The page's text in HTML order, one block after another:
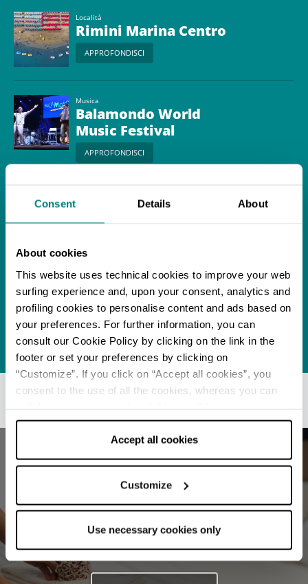
Consent Details About
About cookies
This website uses technical cookies to improve your web
surfing experience and, upon your consent, analytics and
profiling cookies to personalise content and ads based on
your preferences. For further information, you can
consult our Cookie Policy by clicking on the link in the
footer or set your preferences by clicking on
“Customize”. If you click on “Accept all cookies”, you
consent to the use of all the cookies, whereas you can
cookies only” and only the technical cookies for the
correct functioning of the website will be used.
Accept all cookies
Customize
Use necessary cookies only
Località
Rimini Marina Centro
APPROFONDISCI
Musica
Balamondo World
Music Festival
APPROFONDISCI
Rimini sott’acqua, le
meraviglie
APPROFONDISCI
Parchi Divertimento
Fiabilandia
APPROFONDISCI
Trova le migliori strutture per le tue
vacanze in Emilia Romagna